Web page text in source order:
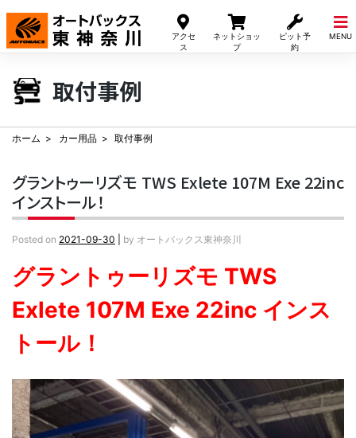
アクセ
ス
ネットショッ
プ
ピット予
約
MENU
Skip
content
取付事例
ホーム カー用品 取付事例
グラントゥーリズモ TWS Exlete 107M Exe 22inc
インストール！
Posted on 2021-09-30 by オートバックス東神奈川
グラントゥーリズモ TWS
Exlete 107M Exe 22inc インス
トール！